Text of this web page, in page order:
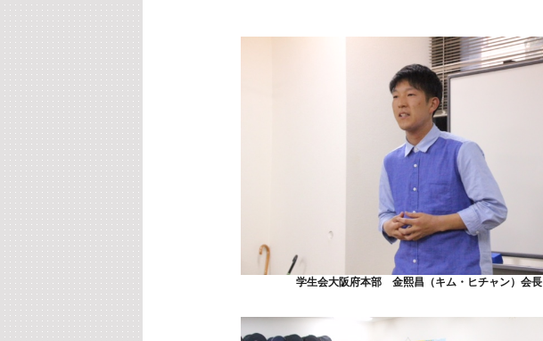
学生会大阪府本部 金熙昌（キム・ヒチャン）会長